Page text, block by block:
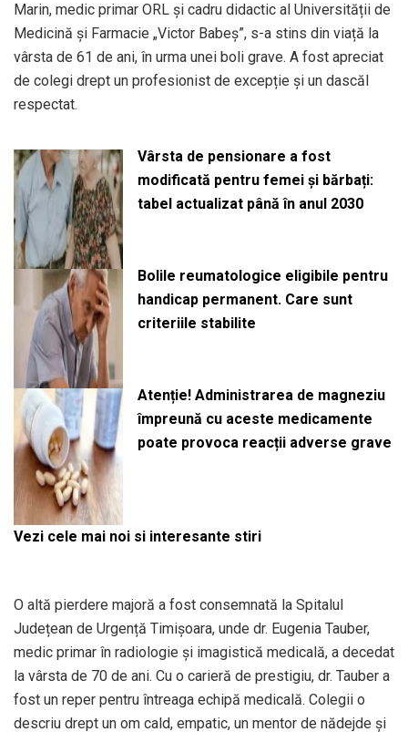
Marin, medic primar ORL și cadru didactic al Universității de
Medicină și Farmacie „Victor Babeș”, s-a stins din viață la
vârsta de 61 de ani, în urma unei boli grave. A fost apreciat
de colegi drept un profesionist de excepție și un dascăl
respectat.
Vârsta de pensionare a fost
modificată pentru femei și bărbați:
tabel actualizat până în anul 2030
Bolile reumatologice eligibile pentru
handicap permanent. Care sunt
criteriile stabilite
Atenție! Administrarea de magneziu
împreună cu aceste medicamente
poate provoca reacții adverse grave
Vezi cele mai noi si interesante stiri
O altă pierdere majoră a fost consemnată la Spitalul
Județean de Urgență Timișoara, unde dr. Eugenia Tauber,
medic primar în radiologie și imagistică medicală, a decedat
la vârsta de 70 de ani. Cu o carieră de prestigiu, dr. Tauber a
fost un reper pentru întreaga echipă medicală. Colegii o
descriu drept un om cald, empatic, un mentor de nădejde și